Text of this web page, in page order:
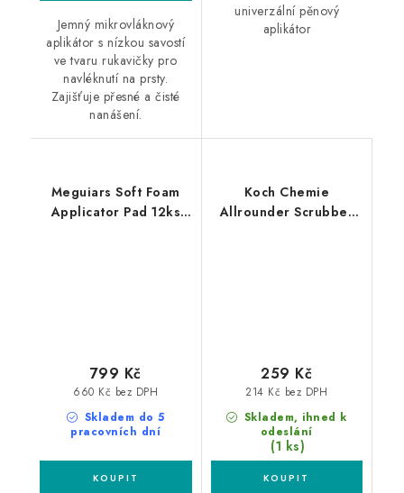
Jemný mikrovláknový
aplikátor s nízkou savostí
ve tvaru rukavičky pro
navléknutí na prsty.
Zajišťuje přesné a čisté
nanášení.
univerzální pěnový
aplikátor
Meguiars Soft Foam
Applicator Pad 12ks
Skladem do 5
pracovních dní
660 Kč bez DPH
799 Kč
Koch Chemie
Allrounder Scrubber
Skladem, ihned k
odeslání
(1 ks)
214 Kč bez DPH
259 Kč